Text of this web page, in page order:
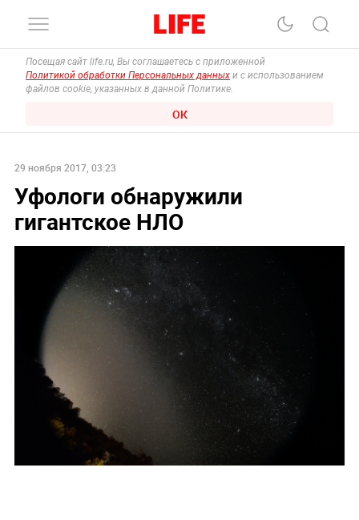
Посещая сайт life.ru, Вы соглашаетесь с приложенной
Политикой обработки Персональных данных и с использованием
файлов cookie, указанных в данной Политике.
ОК
29 ноября 2017, 03:23
Уфологи обнаружили
гигантское НЛО